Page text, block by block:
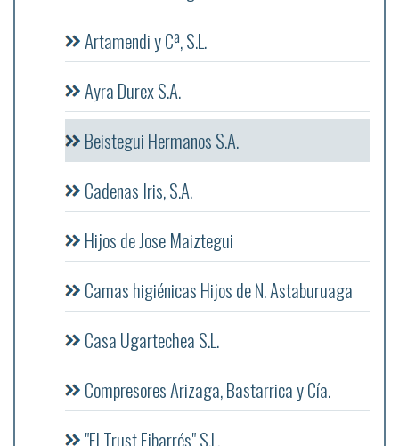
Artamendi y Cª, S.L.
Ayra Durex S.A.
Beistegui Hermanos S.A.
Cadenas Iris, S.A.
Hijos de Jose Maiztegui
Camas higiénicas Hijos de N. Astaburuaga
Casa Ugartechea S.L.
Compresores Arizaga, Bastarrica y Cía.
"El Trust Eibarrés" S.L.